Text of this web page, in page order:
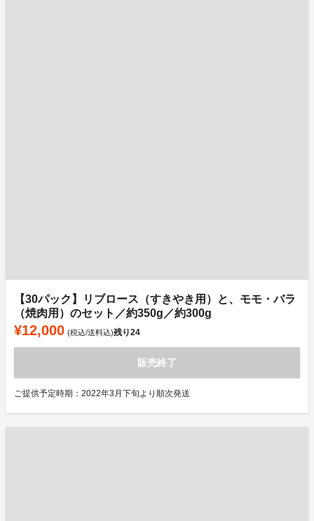
【30パック】リブロース（すきやき用）と、モモ・バラ
（焼肉用）のセット／約350g／約300g
¥12,000 (税込/送料込)残り24
販売終了
ご提供予定時期：2022年3月下旬より順次発送